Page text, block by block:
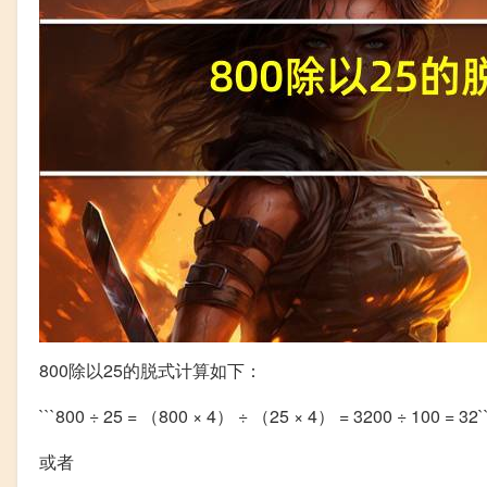
800除以25的脱式计算如下：
```800 ÷ 25 = （800 × 4） ÷ （25 × 4） = 3200 ÷ 100 =
或者